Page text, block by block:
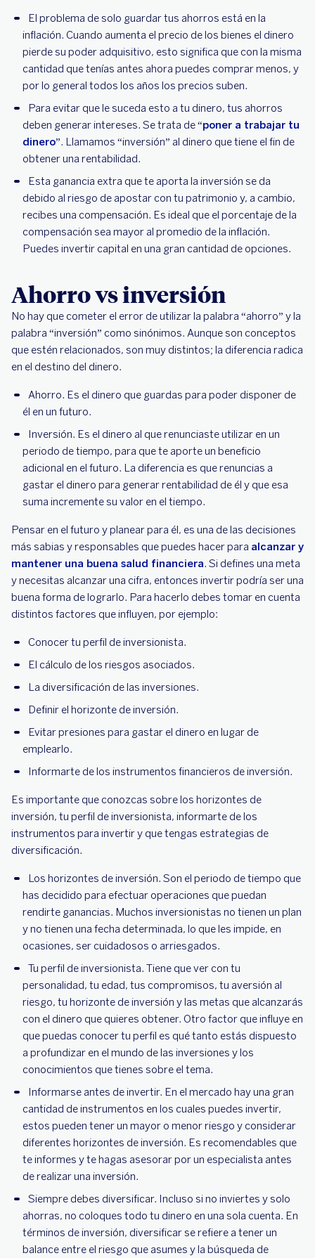
El problema de solo guardar tus ahorros está en la
inflación. Cuando aumenta el precio de los bienes el dinero
pierde su poder adquisitivo, esto significa que con la misma
cantidad que tenías antes ahora puedes comprar menos, y
por lo general todos los años los precios suben.
Para evitar que le suceda esto a tu dinero, tus ahorros
deben generar intereses. Se trata de “poner a trabajar tu
dinero”. Llamamos “inversión” al dinero que tiene el fin de
obtener una rentabilidad.
Esta ganancia extra que te aporta la inversión se da
debido al riesgo de apostar con tu patrimonio y, a cambio,
recibes una compensación. Es ideal que el porcentaje de la
compensación sea mayor al promedio de la inflación.
Puedes invertir capital en una gran cantidad de opciones.
Ahorro vs inversión
No hay que cometer el error de utilizar la palabra “ahorro” y la
palabra “inversión” como sinónimos. Aunque son conceptos
que estén relacionados, son muy distintos; la diferencia radica
en el destino del dinero.
Ahorro. Es el dinero que guardas para poder disponer de
él en un futuro.
Inversión. Es el dinero al que renunciaste utilizar en un
periodo de tiempo, para que te aporte un beneficio
adicional en el futuro. La diferencia es que renuncias a
gastar el dinero para generar rentabilidad de él y que esa
suma incremente su valor en el tiempo.
Pensar en el futuro y planear para él, es una de las decisiones
más sabias y responsables que puedes hacer para alcanzar y
mantener una buena salud financiera. Si defines una meta
y necesitas alcanzar una cifra, entonces invertir podría ser una
buena forma de lograrlo. Para hacerlo debes tomar en cuenta
distintos factores que influyen, por ejemplo:
Conocer tu perfil de inversionista.
El cálculo de los riesgos asociados.
La diversificación de las inversiones.
Definir el horizonte de inversión.
Evitar presiones para gastar el dinero en lugar de
emplearlo.
Informarte de los instrumentos financieros de inversión.
Es importante que conozcas sobre los horizontes de
inversión, tu perfil de inversionista, informarte de los
instrumentos para invertir y que tengas estrategias de
diversificación.
Los horizontes de inversión. Son el periodo de tiempo que
has decidido para efectuar operaciones que puedan
rendirte ganancias. Muchos inversionistas no tienen un plan
y no tienen una fecha determinada, lo que les impide, en
ocasiones, ser cuidadosos o arriesgados.
Tu perfil de inversionista. Tiene que ver con tu
personalidad, tu edad, tus compromisos, tu aversión al
riesgo, tu horizonte de inversión y las metas que alcanzarás
con el dinero que quieres obtener. Otro factor que influye en
que puedas conocer tu perfil es qué tanto estás dispuesto
a profundizar en el mundo de las inversiones y los
conocimientos que tienes sobre el tema.
Informarse antes de invertir. En el mercado hay una gran
cantidad de instrumentos en los cuales puedes invertir,
estos pueden tener un mayor o menor riesgo y considerar
diferentes horizontes de inversión. Es recomendables que
te informes y te hagas asesorar por un especialista antes
de realizar una inversión.
Siempre debes diversificar. Incluso si no inviertes y solo
ahorras, no coloques todo tu dinero en una sola cuenta. En
términos de inversión, diversificar se refiere a tener un
balance entre el riesgo que asumes y la búsqueda de